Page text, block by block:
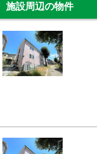
施設周辺の物件